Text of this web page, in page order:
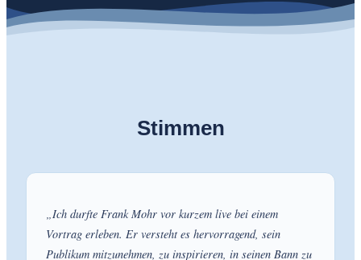
Stimmen
„Ich durfte Frank Mohr vor kurzem live bei einem
Vortrag erleben. Er versteht es hervorragend, sein
Publikum mitzunehmen, zu inspirieren, in seinen Bann zu